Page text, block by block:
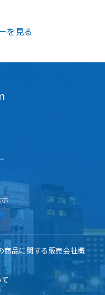
を見る
商品に関する販売会社概